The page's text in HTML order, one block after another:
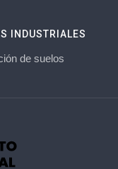
INDUSTRIALES
de suelos